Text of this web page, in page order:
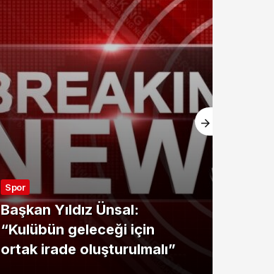
Spor
Başkan Yıldız Ünsal:
“Kulübün geleceği için
ortak irade oluşturulmalı”